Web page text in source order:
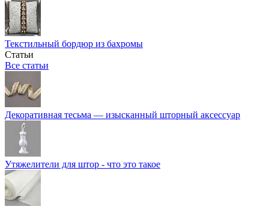
Текстильный бордюр из бахромы
Статьи
Все статьи
Декоративная тесьма — изысканный шторный аксессуар
Утяжелители для штор - что это такое